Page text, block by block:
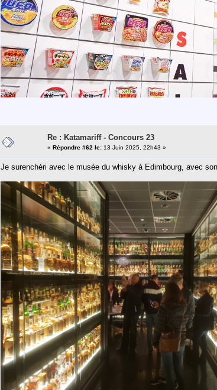
Re : Katamariff - Concours 23
« Répondre #62 le: 13 Juin 2025, 22h43 »
Je surenchéri avec le musée du whisky à Edimbourg, avec